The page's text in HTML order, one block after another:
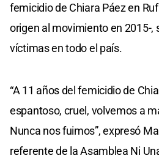
femicidio de Chiara Páez en
origen al movimiento en 2015-,
víctimas en todo el país.
“A 11 años del femicidio de
espantoso, cruel, volvemos a
Nunca nos fuimos”, expresó
referente de la Asamblea Ni